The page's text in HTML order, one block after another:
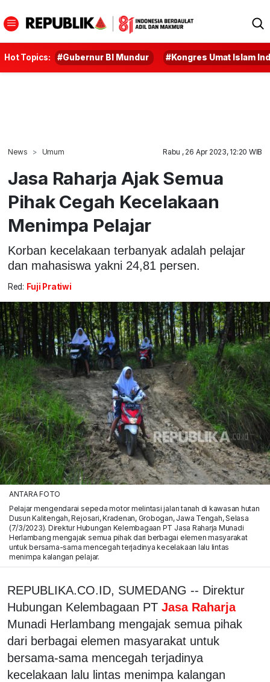
Hot Topics: #Gubernur BI Mundur #Kongres Umat Islam
News Umum Rabu , 26 Apr 2023, 12:20 WIB
Jasa Raharja Ajak Semua
Pihak Cegah Kecelakaan
Menimpa Pelajar
Korban kecelakaan terbanyak adalah pelajar
dan mahasiswa yakni 24,81 persen.
Red: Fuji Pratiwi
ANTARA FOTO
Pelajar mengendarai sepeda motor melintasi jalan tanah di kawasan hutan
Dusun Kalitengah, Rejosari, Kradenan, Grobogan, Jawa Tengah, Selasa
(7/3/2023). Direktur Hubungan Kelembagaan PT Jasa Raharja Munadi
Herlambang mengajak semua pihak dari berbagai elemen masyarakat
untuk bersama-sama mencegah terjadinya kecelakaan lalu lintas
menimpa kalangan pelajar.
REPUBLIKA.CO.ID, SUMEDANG -- Direktur
Hubungan Kelembagaan PT Jasa Raharja
Munadi Herlambang mengajak semua pihak
dari berbagai elemen masyarakat untuk
bersama-sama mencegah terjadinya
kecelakaan lalu lintas menimpa kalangan